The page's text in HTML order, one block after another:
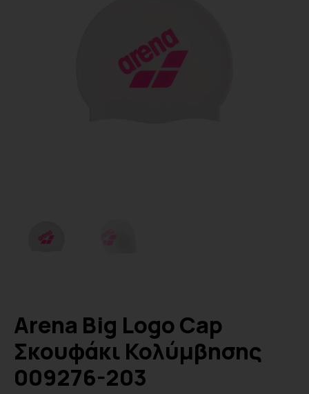
Arena Big Logo Cap
Σκουφάκι Κολύμβησης
009276-203